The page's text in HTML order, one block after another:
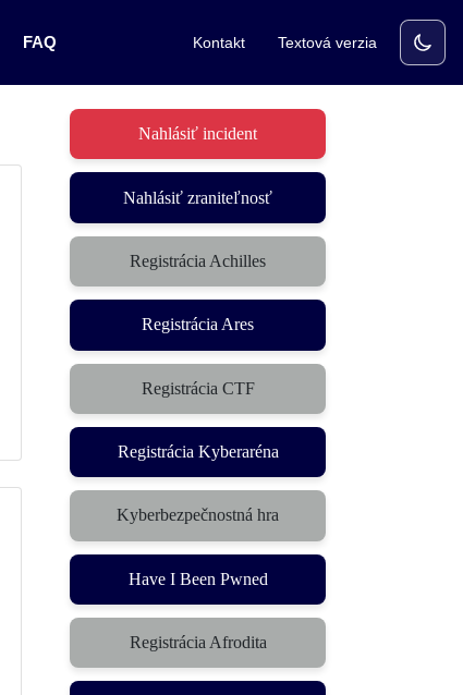
FAQ Kontakt Textová verzia
Nahlásiť incident
Nahlásiť zraniteľnosť
Registrácia Achilles
Registrácia Ares
Registrácia CTF
(otvorí sa v novom okne)
Registrácia Kyberaréna
Kyberbezpečnostná hra
(otvorí sa v novom okne)
Have I Been Pwned
Registrácia Afrodita